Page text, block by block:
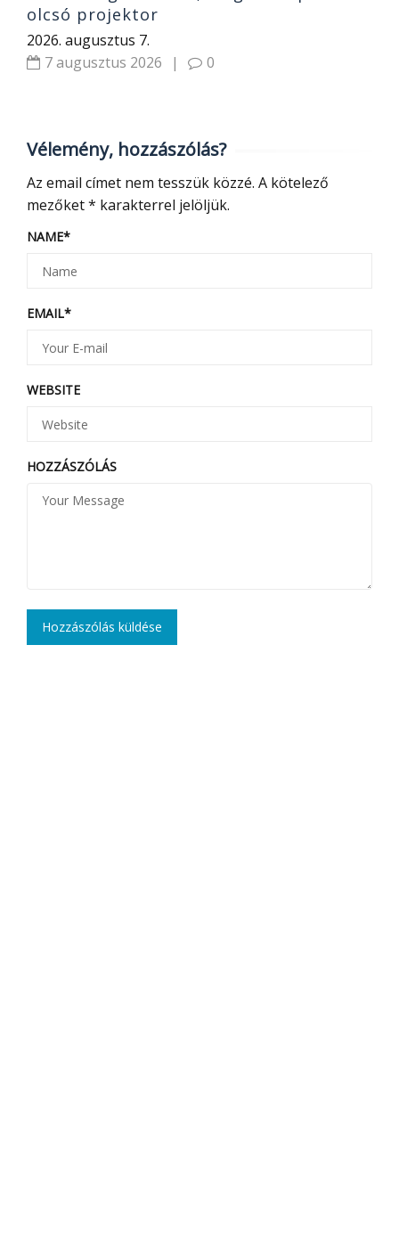
olcsó projektor
2026. augusztus 7.
7 augusztus 2026
| 0
Vélemény, hozzászólás?
Az email címet nem tesszük közzé. A kötelező
mezőket* karakterrel jelöljük.
NAME*
EMAIL*
WEBSITE
HOZZÁSZÓLÁS